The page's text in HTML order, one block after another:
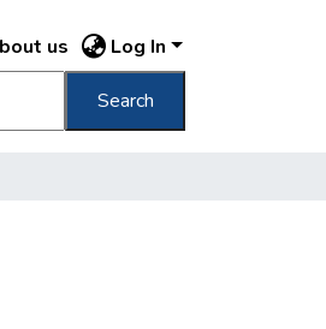
us Log In
Search